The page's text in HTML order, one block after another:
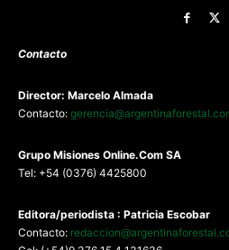
Contacto
Director: Marcelo Almada
Contacto:
Grupo Misiones Online.Com SA
Tel: +54 (0376) 4425800
Editora/periodista : Patricia Escobar
Contacto: